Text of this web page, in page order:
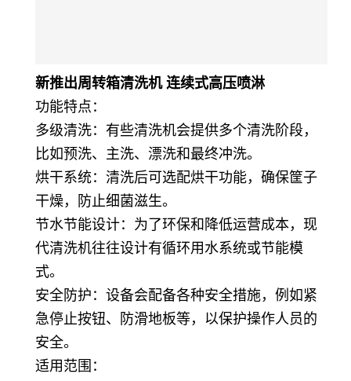
新推出周转箱清洗机 连续式高压喷淋
功能特点：
多级清洗：有些清洗机会提供多个清洗阶段，
比如预洗、主洗、漂洗和最终冲洗。
烘干系统：清洗后可选配烘干功能，确保筐子
干燥，防止细菌滋生。
节水节能设计：为了环保和降低运营成本，现
代清洗机往往设计有循环用水系统或节能模
式。
安全防护：设备会配备各种安全措施，例如紧
急停止按钮、防滑地板等，以保护操作人员的
安全。
适用范围：